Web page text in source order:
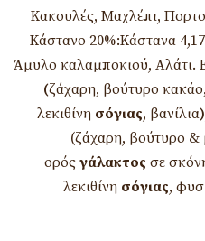
Κακουλές, Μαχλέπι,
Κάστανο 20%:Κάστανα
Άμυλο καλαμποκιού, Αλάτι.
(ζάχαρη, βούτυρο
λεκιθίνη σόγιας, βανίλια)
(ζάχαρη, βούτυρο &
ορός γάλακτος σε
λεκιθίνη σόγιας,